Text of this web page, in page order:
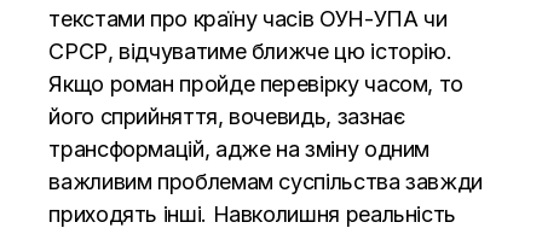
текстами про країну часів ОУН-УПА чи
СРСР, відчуватиме ближче цю історію.
Якщо роман пройде перевірку часом, то
його сприйняття, вочевидь, зазнає
трансформацій, адже на зміну одним
важливим проблемам суспільства завжди
приходять інші. Навколишня реальність